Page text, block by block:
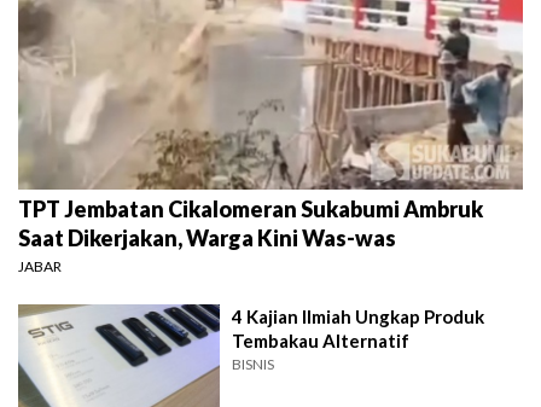
TPT Jembatan Cikalomeran Sukabumi Ambruk
Saat Dikerjakan, Warga Kini Was-was
JABAR
4 Kajian Ilmiah Ungkap Produk
Tembakau Alternatif
BISNIS